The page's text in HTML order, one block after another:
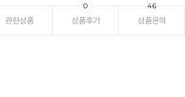
관련상품 상품후기
0
상품문의
46